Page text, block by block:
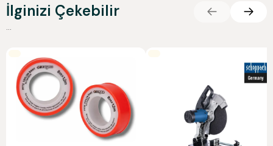
İlginizi Çekebilir